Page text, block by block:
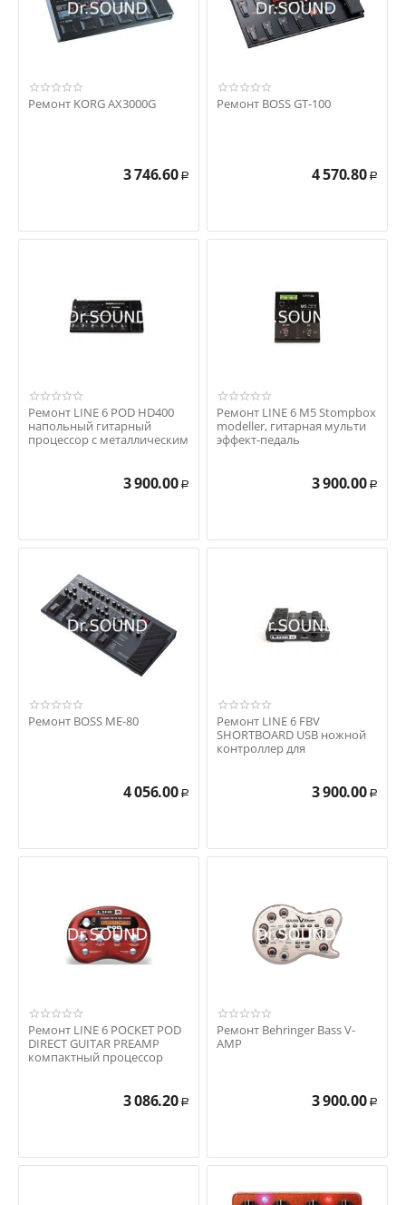
Ремонт KORG AX3000G
3 746.60 Р
Ремонт BOSS GT-100
4 570.80 Р
Ремонт LINE 6 POD HD400
напольный гитарный
процессор с металлическим
3 900.00 Р
Ремонт LINE 6 M5 Stompbox
modeller, гитарная мульти
эффект-педаль
3 900.00 Р
Ремонт BOSS ME-80
4 056.00 Р
Ремонт LINE 6 FBV
SHORTBOARD USB ножной
контроллер для
3 900.00 Р
Ремонт LINE 6 POCKET POD
DIRECT GUITAR PREAMP
компактный процессор
3 086.20 Р
Ремонт Behringer Bass V-
AMP
3 900.00 Р